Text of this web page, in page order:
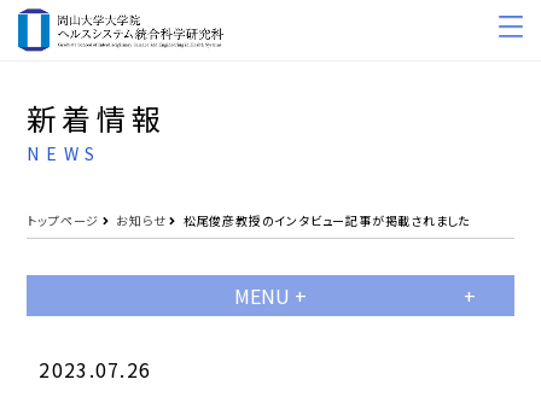
新着情報
NEWS
トップページ お知らせ 松尾俊彦教授のインタビュー記事が掲載されました
MENU +
2023.07.26